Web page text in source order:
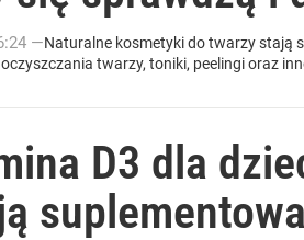
—Naturalne kosmetyki do twarzy stają
twarzy, toniki, peelingi oraz
D3 dla